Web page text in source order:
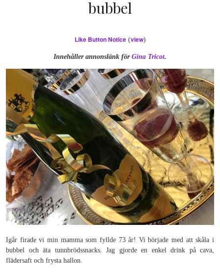
bubbel
Like Button Notice(view)
Innehåller annonslänk för Gina Tricot.
Igår firade vi min mamma som fyllde 73 år! Vi började med att skåla i
bubbel och äta tunnbrödssnacks. Jag gjorde en enkel drink på cava,
flädersaft och frysta hallon.